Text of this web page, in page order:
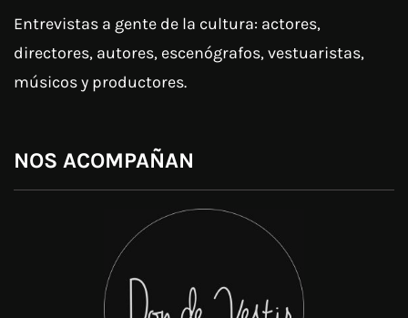
Entrevistas a gente de la cultura: actores,
directores, autores, escenógrafos, vestuaristas,
músicos y productores.
NOS ACOMPAÑAN